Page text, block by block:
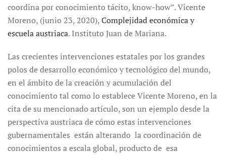
coordina por conocimiento tácito, know-how”. Vicente
Moreno, (junio 23, 2020),Complejidad económica y
escuela austriaca. Instituto Juan de Mariana.
Las crecientes intervenciones estatales por los grandes
polos de desarrollo económico y tecnológico del mundo,
en el ámbito de la creación y acumulación del
conocimiento tal como lo establece Vicente Moreno, en la
cita de su mencionado artículo, son un ejemplo desde la
perspectiva austriaca de cómo estas intervenciones
gubernamentales están alterando la coordinación de
conocimientos a escala global, producto de esa